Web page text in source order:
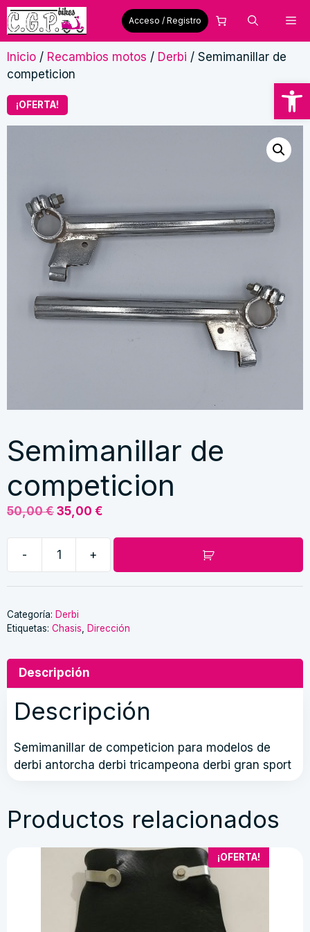
Abrir
Saltar
al
contenido
Acceso / Registro
Inicio / Recambios motos / Derbi / Semimanillar de
competicion
¡OFERTA!
Semimanillar de
competicion
50,00€ El
era:
35,00 €
actual
- +
Categoría: Derbi
Etiquetas: Chasis Dirección
Descripción
Descripción
Semimanillar de competicion para modelos de
derbi antorcha derbi tricampeona derbi gran sport
Productos relacionados
¡OFERTA!